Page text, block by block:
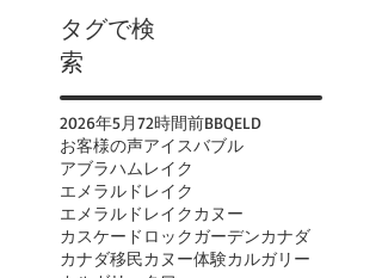
タグで検
索
2026年5月72時間前BBQELD
お客様の声アイスバブル
アブラハムレイク
エメラルドレイク
エメラルドレイクカヌー
カスケードロックガーデンカナダ
カナダ移民カヌー体験カルガリー